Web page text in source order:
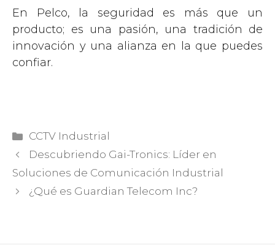
En Pelco, la seguridad es más que un
producto; es una pasión, una tradición de
innovación y una alianza en la que puedes
confiar.
Categorías
CCTV Industrial
Descubriendo Gai-Tronics: Líder en
Soluciones de Comunicación Industrial
¿Qué es Guardian Telecom Inc?